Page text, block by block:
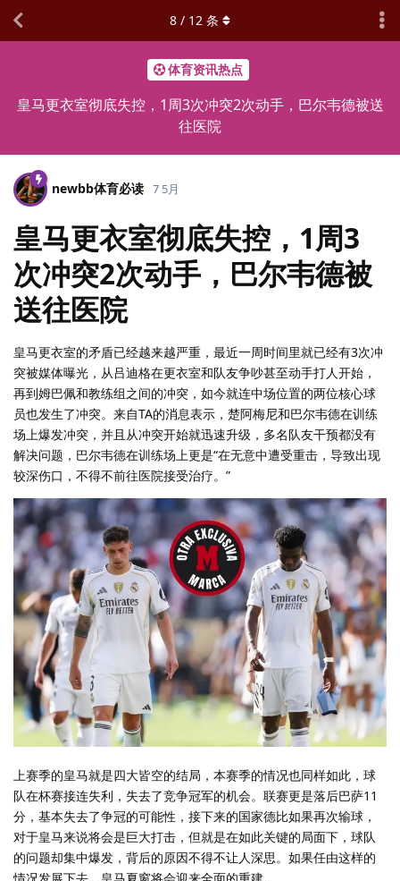
体育资讯热点
皇马更衣室彻底失控，1周3次冲突2次动手，巴尔韦德被送
往医院
8 / 12 条
newbb体育必读 7 5月
皇马更衣室彻底失控，1周3
次冲突2次动手，巴尔韦德被
送往医院
皇马更衣室的矛盾已经越来越严重，最近一周时间里就已经有3次冲
突被媒体曝光，从吕迪格在更衣室和队友争吵甚至动手打人开始，
再到姆巴佩和教练组之间的冲突，如今就连中场位置的两位核心球
员也发生了冲突。来自TA的消息表示，楚阿梅尼和巴尔韦德在训练
场上爆发冲突，并且从冲突开始就迅速升级，多名队友干预都没有
解决问题，巴尔韦德在训练场上更是“在无意中遭受重击，导致出现
较深伤口，不得不前往医院接受治疗。”
上赛季的皇马就是四大皆空的结局，本赛季的情况也同样如此，球
队在杯赛接连失利，失去了竞争冠军的机会。联赛更是落后巴萨11
分，基本失去了争冠的可能性，接下来的国家德比如果再次输球，
对于皇马来说将会是巨大打击，但就是在如此关键的局面下，球队
的问题却集中爆发，背后的原因不得不让人深思。如果任由这样的